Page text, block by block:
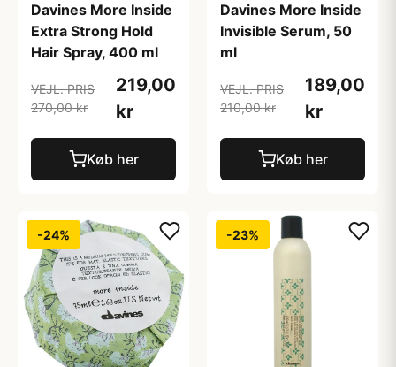
Davines More Inside
Extra Strong Hold
Hair Spray, 400 ml
VEJL. PRIS
270,00 kr
219,00
kr
Køb her
Davines More Inside
Invisible Serum, 50
ml
VEJL. PRIS
210,00 kr
189,00
kr
Køb her
-24% -23%